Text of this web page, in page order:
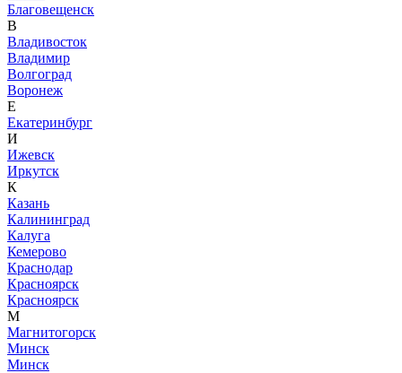
Благовещенск
В
Владивосток
Владимир
Волгоград
Воронеж
Е
Екатеринбург
И
Ижевск
Иркутск
К
Казань
Калининград
Калуга
Кемерово
Краснодар
Красноярск
Красноярск
М
Магнитогорск
Минск
Минск